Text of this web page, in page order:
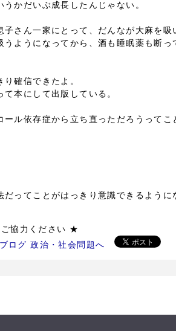
かだいぶ成長したんじゃない。
さん一家にとって、だんなが大麻を
ようになってから、酒も睡眠薬も断
確信できたよ。
て本にして出版している。
ル依存症から立ち直っただろうって
ってことがはっきり意識できるように
にご協力ください ★